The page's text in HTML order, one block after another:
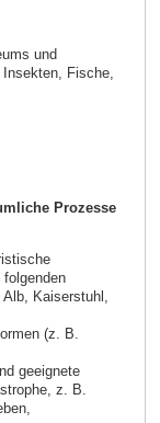
und
Fische,
Prozesse
folgenden
Kaiserstuhl,
(z. B.
geeignete
z. B.